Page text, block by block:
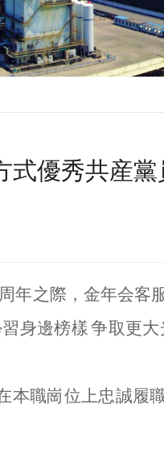
式優秀共産黨
年之際，金年会客
身邊榜樣 争取更大
職崗位上忠誠履